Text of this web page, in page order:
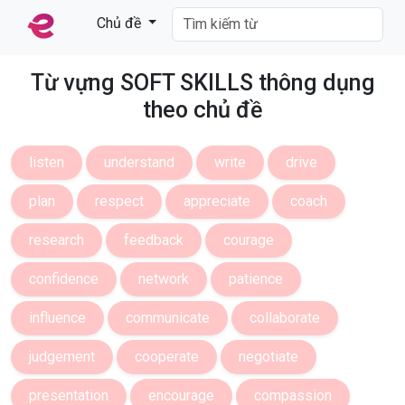
Chủ đề
Từ vựng SOFT SKILLS thông dụng
theo chủ đề
listen understand write drive
plan respect appreciate coach
research feedback courage
confidence network patience
influence communicate collaborate
judgement cooperate negotiate
presentation encourage compassion